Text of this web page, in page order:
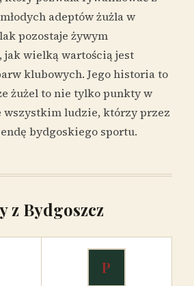
adeptów żużla w
pozostaje żywym
jak wielką wartością jest
klubowych. Jego historia to
żużel to nie tylko punkty w
wszystkim ludzie, którzy przez
bydgoskiego sportu.
z Bydgoszcz
P